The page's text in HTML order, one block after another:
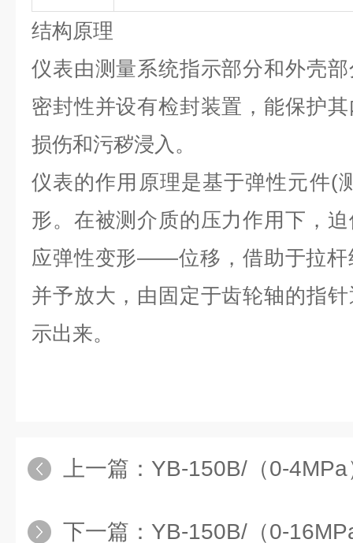
结构原理
仪表由测量系统指示部分和外壳
密封性并设有检封装置，能保护
损伤和污秽浸入。
仪表的作用原理是基于弹性元件(
形。在被测介质的压力作用下，
应弹性变形——位移，借助于拉杆
并予放大，由固定于齿轮轴的指
示出来。
上一篇： YB-150B/（0-4MPa
下一篇： YB-150B/（0-